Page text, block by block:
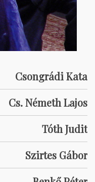
Csongrádi Kata
Cs. Németh Lajos
Tóth Judit
Szirtes Gábor